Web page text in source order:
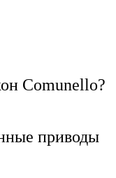
Comunello?
приводы